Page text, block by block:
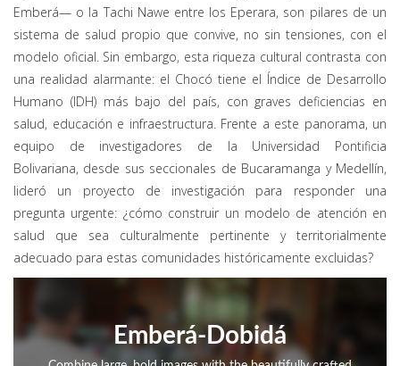
Emberá— o la Tachi Nawe entre los Eperara, son pilares de un
sistema de salud propio que convive, no sin tensiones, con el
modelo oficial. Sin embargo, esta riqueza cultural contrasta con
una realidad alarmante: el Chocó tiene el Índice de Desarrollo
Humano (IDH) más bajo del país, con graves deficiencias en
salud, educación e infraestructura. Frente a este panorama, un
equipo de investigadores de la Universidad Pontificia
Bolivariana, desde sus seccionales de Bucaramanga y Medellín,
lideró un proyecto de investigación para responder una
pregunta urgente: ¿cómo construir un modelo de atención en
salud que sea culturalmente pertinente y territorialmente
adecuado para estas comunidades históricamente excluidas?
Emberá-Dobidá